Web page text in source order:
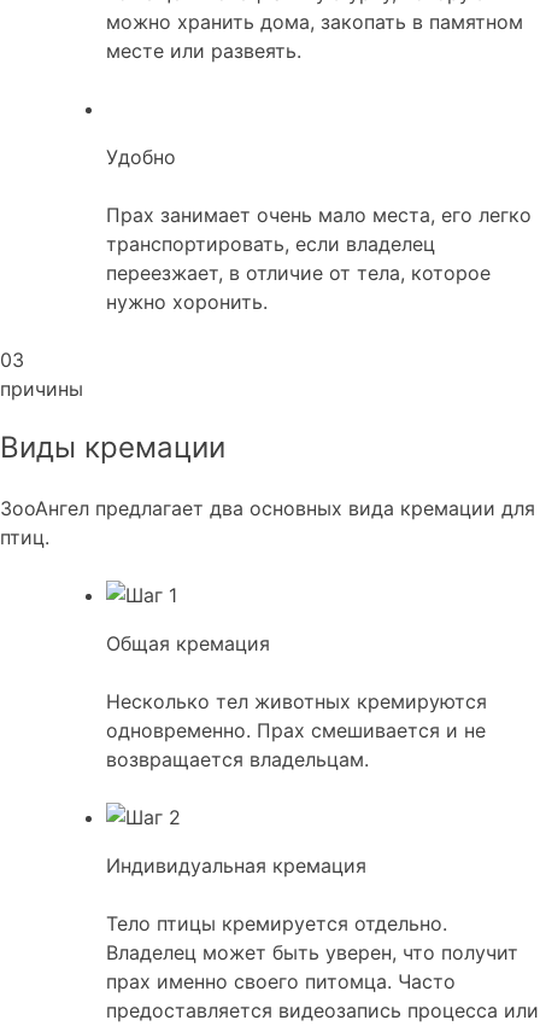
можно хранить дома, закопать в памятном
месте или развеять.
Удобно
Прах занимает очень мало места, его легко
транспортировать, если владелец
переезжает, в отличие от тела, которое
нужно хоронить.
03
причины
Виды кремации
ЗооАнгел предлагает два основных вида кремации для
птиц.
Общая кремация
Несколько тел животных кремируются
одновременно. Прах смешивается и не
возвращается владельцам.
Индивидуальная кремация
Тело птицы кремируется отдельно.
Владелец может быть уверен, что получит
прах именно своего питомца. Часто
предоставляется видеозапись процесса или